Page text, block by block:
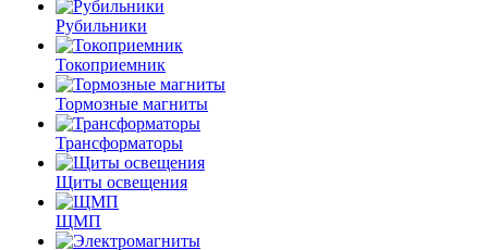
Рубильники
Токоприемник
Тормозные магниты
Трансформаторы
Щиты освещения
ЩМП